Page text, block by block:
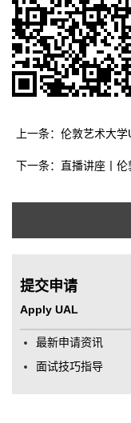
下一条：直播讲座丨
提交申请
Apply UAL
最新申请资讯
面试技巧指导